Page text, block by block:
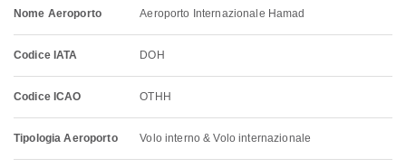
Nome Aeroporto Aeroporto Internazionale Hamad
Codice IATA DOH
Codice ICAO OTHH
Tipologia Aeroporto Volo interno & Volo internazionale